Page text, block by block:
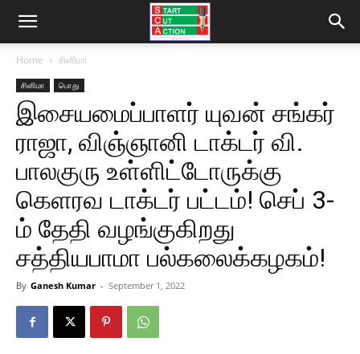
Home சினிமா
சினிமா பொது
இசையமைப்பாளர் யுவன் சங்கர்
ராஜா, விஞ்ஞானி டாக்டர் வி.
பாலகுரு உள்ளிட்டோருக்கு
கெளரவ டாக்டர் பட்டம்! செப் 3-
ம் தேதி வழங்குகிறது
சத்தியபாமா பல்கலைக்கழகம்!
By Ganesh Kumar - September 1, 2022